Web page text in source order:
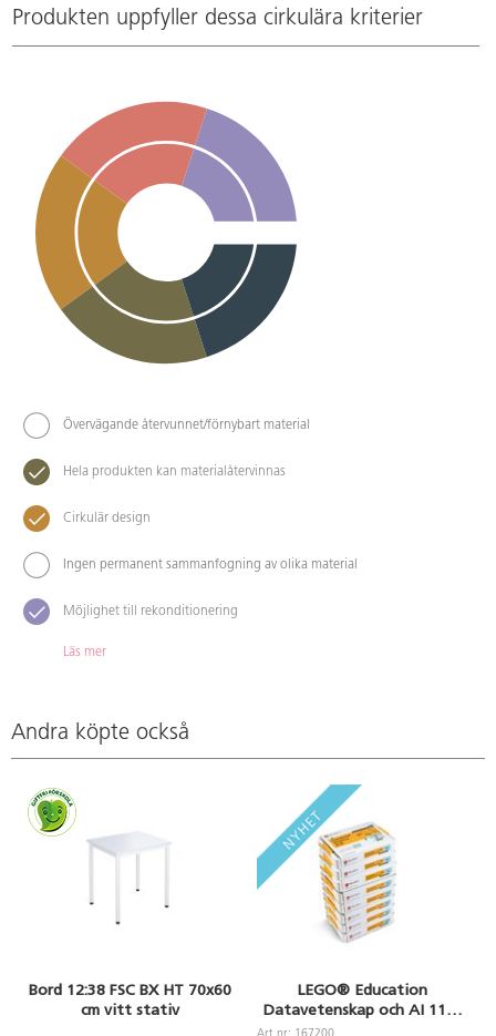
Produkten uppfyller dessa cirkulära kriterier
Övervägande återvunnet/förnybart material
Hela produkten kan materialåtervinnas
Cirkulär design
Ingen permanent sammanfogning av olika material
Möjlighet till rekonditionering
Läs mer
Andra köpte också
Bord 12:38 FSC BX HT 70x60
cm vitt stativ
LEGO® Education
Datavetenskap och AI 11+,
paket för 32 elever